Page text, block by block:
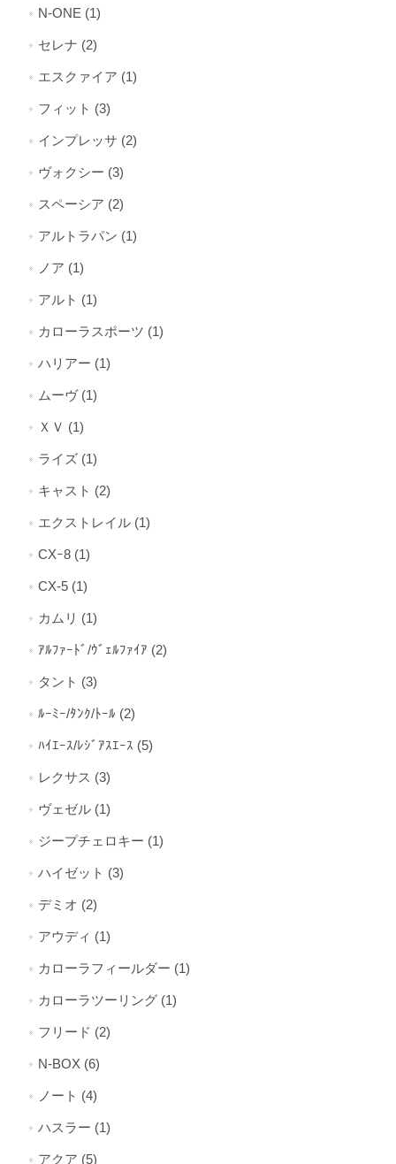
N-ONE (1)
セレナ (2)
エスクァイア (1)
フィット (3)
インプレッサ (2)
ヴォクシー (3)
スペーシア (2)
アルトラパン (1)
ノア (1)
アルト (1)
カローラスポーツ (1)
ハリアー (1)
ムーヴ (1)
ＸＶ (1)
ライズ (1)
キャスト (2)
エクストレイル (1)
CXｰ8 (1)
CX-5 (1)
カムリ (1)
ｱﾙﾌｧｰﾄﾞ/ｳﾞｪﾙﾌｧｲｱ (2)
タント (3)
ﾙｰﾐｰ/ﾀﾝｸ/ﾄｰﾙ (2)
ﾊｲｴｰｽ/ﾚｼﾞｱｽｴｰｽ (5)
レクサス (3)
ヴェゼル (1)
ジープチェロキー (1)
ハイゼット (3)
デミオ (2)
アウディ (1)
カローラフィールダー (1)
カローラツーリング (1)
フリード (2)
N-BOX (6)
ノート (4)
ハスラー (1)
アクア (5)